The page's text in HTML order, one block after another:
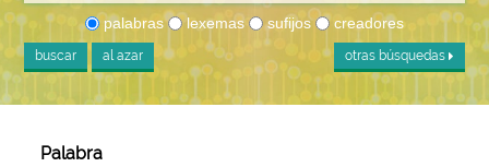
palabras lexemas sufijos creadores
buscar al azar otras búsquedas
Palabra